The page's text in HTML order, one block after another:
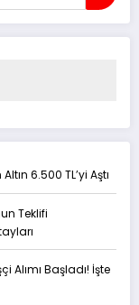
6.500 TL’yi Aştı
Teklifi
Alımı Başladı! İşte